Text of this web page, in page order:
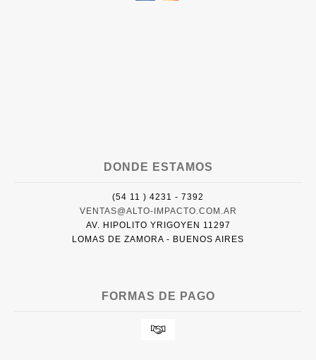
DONDE ESTAMOS
(54 11 ) 4231 - 7392
VENTAS@ALTO-IMPACTO.COM.AR
AV. HIPOLITO YRIGOYEN 11297
LOMAS DE ZAMORA - BUENOS AIRES
FORMAS DE PAGO